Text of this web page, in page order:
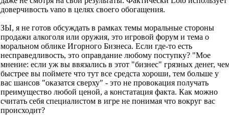
доверчивость vano в целях своего обогащения.
ЗЫ, я не готов обсуждать в рамках темы моральные стороны
продажи алкоголя или оружия, это игровой форум и тема о
моральном облике Игорного Бизнеса. Если где-то есть
несправедливость, это оправдание любому поступку? "Мое
мнение: если уж вы ввязались в этот "бизнес" грязных денег,
быстрее вы поймете что тут все средста хороши, тем больше у
вас шансов "оказатся сверху" - это не провокация получать
преимущество любой ценой, а констатация факта. Как можно
считать себя специалистом в игре не понимая что вокруг вас
происходит?